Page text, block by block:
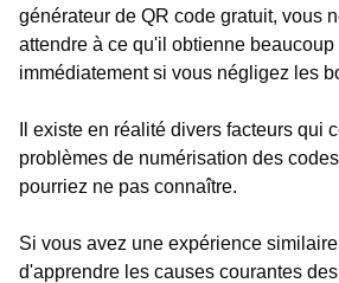
générateur de QR code gratuit, vous
attendre à ce qu'il obtienne
immédiatement si vous négligez les
Il existe en réalité divers facteurs qui
problèmes de numérisation des
pourriez ne pas connaître.
Si vous avez une expérience
d'apprendre les causes courantes